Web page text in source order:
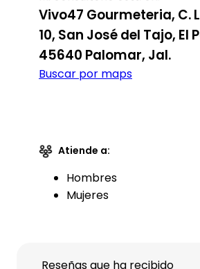
Vivo47 Gourmeteria, C.
10, San José del Tajo, El
45640 Palomar, Jal.
Buscar por maps
Atiende a:
Hombres
Mujeres
Reseñas que ha recibido